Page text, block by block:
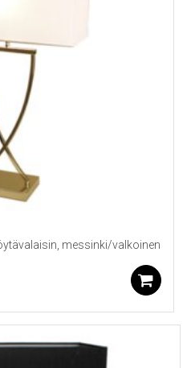
messinki/valkoinen